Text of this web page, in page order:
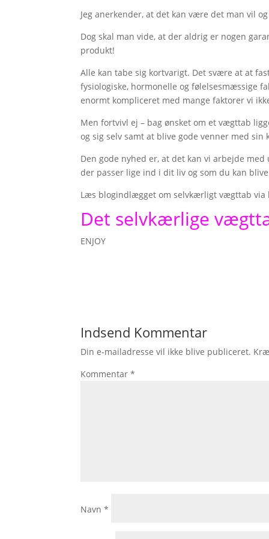
Jeg anerkender, at det kan være det man vil
Dog skal man vide, at der aldrig er nogen
produkt!
Alle kan tabe sig kortvarigt. Det svære at at
fysiologiske, hormonelle og følelsesmæssige
enormt kompliceret med mange faktorer vi
Men fortvivl ej – bag ønsket om et vægttab
og sig selv samt at blive gode venner med
Den gode nyhed er, at det kan vi arbejde
der passer lige ind i dit liv og som du kan
Læs blogindlægget om selvkærligt vægttab via
Det selvkærlige
ENJOY
Indsend Kommentar
Din e-mailadresse vil ikke blive publiceret.
Kommentar*
Navn*